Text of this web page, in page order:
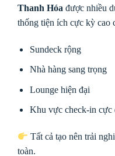
Thanh Hóa được nhiều
thống tiện ích cực kỳ cao
Sundeck rộng
Nhà hàng sang trọng
Lounge hiện đại
Khu vực check-in cực
Tất cả tạo nên trải
toàn.